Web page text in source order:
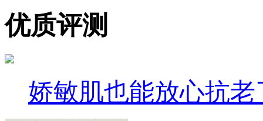
优质评测
娇敏肌也能放心抗老